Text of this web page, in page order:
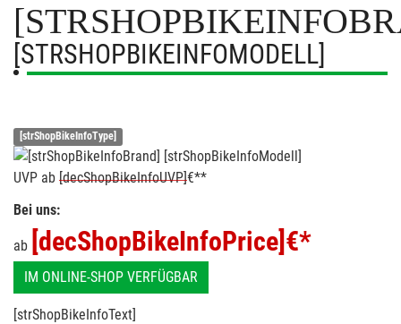
[STRSHOPBIKEINFOMODELL]
[strShopBikeInfoType]
UVP ab [decShopBikeInfoUVP]€**
Bei uns:
ab [decShopBikeInfoPrice] €*
IM ONLINE-SHOP VERFÜGBAR
[strShopBikeInfoText]